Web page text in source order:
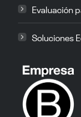
Evaluación
Soluciones